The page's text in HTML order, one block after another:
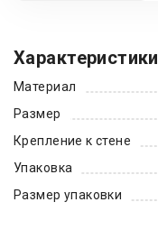
Характеристики
Материал
Размер
Крепление к стене
Упаковка
Размер упаковки